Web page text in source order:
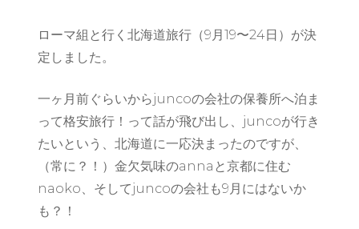
ローマ組と行く北海道旅行（9月19〜24日）が決
定しました。
一ヶ月前ぐらいからjuncoの会社の保養所へ泊ま
って格安旅行！って話が飛び出し、juncoが行き
たいという、北海道に一応決まったのですが、
（常に？！）金欠気味のannaと京都に住む
naoko、そしてjuncoの会社も9月にはないか
も？！